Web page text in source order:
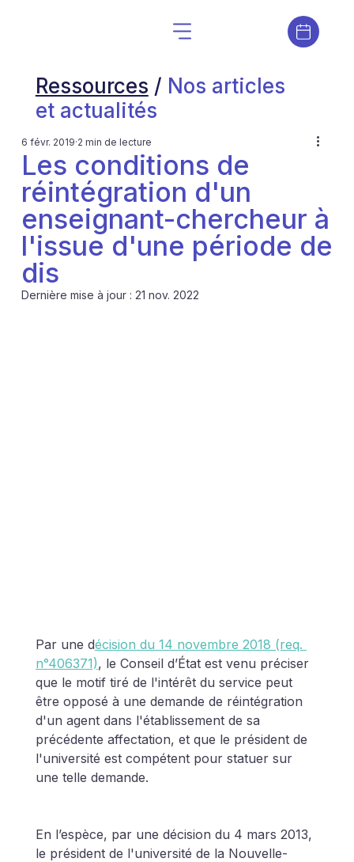
Ressources / Nos articles
et actualités
Les conditions de
réintégration d'un
enseignant-chercheur à
l'issue d'une période de
dis
6 févr. 2019 2 min de lecture
Dernière mise à jour : 21 nov. 2022
Par une décision du 14 novembre 2018 (req.
n°406371), le Conseil d’État est venu préciser
que le motif tiré de l'intérêt du service peut
être opposé à une demande de réintégration
d'un agent dans l'établissement de sa
précédente affectation, et que le président de
l'université est compétent pour statuer sur
une telle demande.
En l’espèce, par une décision du 4 mars 2013,
le président de l'université de la Nouvelle-